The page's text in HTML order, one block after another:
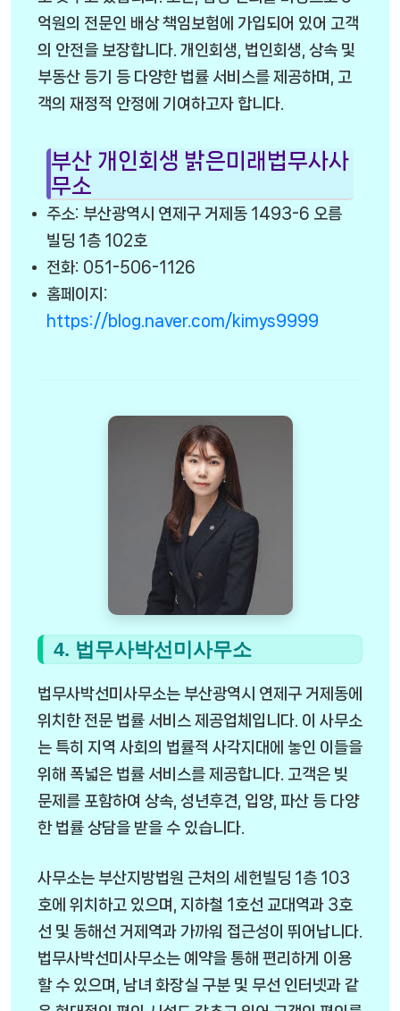
억원의 전문인 배상 책임보험에 가입되어 있어 고객
의 안전을 보장합니다. 개인회생, 법인회생, 상속 및
부동산 등기 등 다양한 법률 서비스를 제공하며, 고
객의 재정적 안정에 기여하고자 합니다.
부산 개인회생 밝은미래법무사사
무소
주소: 부산광역시 연제구 거제동 1493-6 오름
빌딩 1층 102호
전화: 051-506-1126
홈페이지:
https://blog.naver.com/kimys9999
4. 법무사박선미사무소
법무사박선미사무소는 부산광역시 연제구 거제동에
위치한 전문 법률 서비스 제공업체입니다. 이 사무소
는 특히 지역 사회의 법률적 사각지대에 놓인 이들을
위해 폭넓은 법률 서비스를 제공합니다. 고객은 빚
문제를 포함하여 상속, 성년후견, 입양, 파산 등 다양
한 법률 상담을 받을 수 있습니다.
사무소는 부산지방법원 근처의 세헌빌딩 1층 103
호에 위치하고 있으며, 지하철 1호선 교대역과 3호
선 및 동해선 거제역과 가까워 접근성이 뛰어납니다.
법무사박선미사무소는 예약을 통해 편리하게 이용
할 수 있으며, 남녀 화장실 구분 및 무선 인터넷과 같